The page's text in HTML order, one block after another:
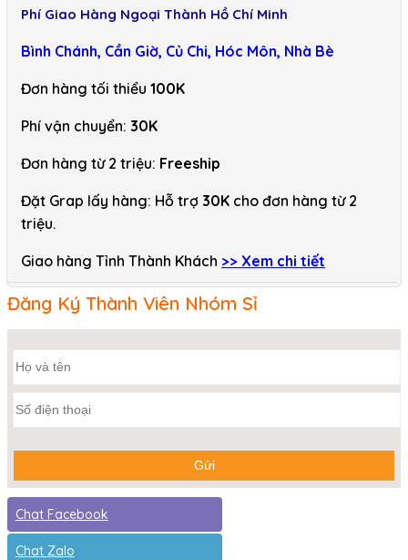
Phí Giao Hàng Ngoại Thành Hồ Chí Minh
Bình Chánh, Cần Giờ, Củ Chi, Hóc Môn, Nhà Bè
Đơn hàng tối thiểu 100K
Phí vận chuyển: 30K
Đơn hàng từ 2 triệu: Freeship
Đặt Grap lấy hàng: Hỗ trợ 30K cho đơn hàng từ 2
triệu.
Giao hàng Tỉnh Thành Khách >> Xem chi tiết
Đăng Ký Thành Viên Nhóm Sỉ
Chat Facebook
Chat Zalo